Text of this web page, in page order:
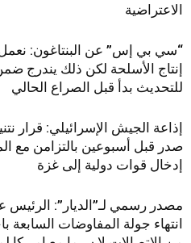
الاعتراضية
“سي بي إس” عن البنتاغون:
إنتاج الأسلحة لكن ذلك يندرج
للتحديث بدأ قبل الصراع الحالي
إذاعة الجيش الإسرائيلي: قرار
صدر قبل أسبوعين بالتزامن مع
إدخال قوات دولية إلى غزة
مصدر رسمي لـ”الديار”: الرئيس
انتهاء جولة المفاوضات السابعة